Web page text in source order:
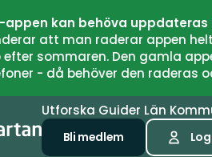
kan behöva uppdateras
att man raderar appen
efter sommaren. Den gamla
- då behöver den raderas
Utforska Guider Län
Bli medlem